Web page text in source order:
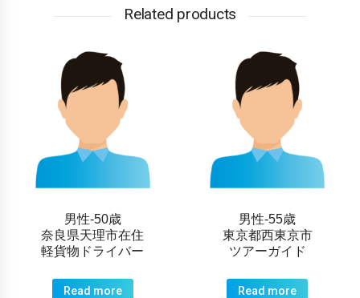
Related products
男性-50歳
奈良県天理市在住
軽貨物ドライバー
Read more
男性-55歳
東京都西東京市
ツアーガイド
Read more